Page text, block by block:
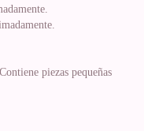
piezas pequeñas